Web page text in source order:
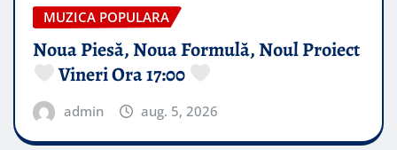
MUZICA POPULARA
Noua Piesă, Noua Formulă, Noul Proiect
Vineri Ora 17:00
admin aug. 5, 2026